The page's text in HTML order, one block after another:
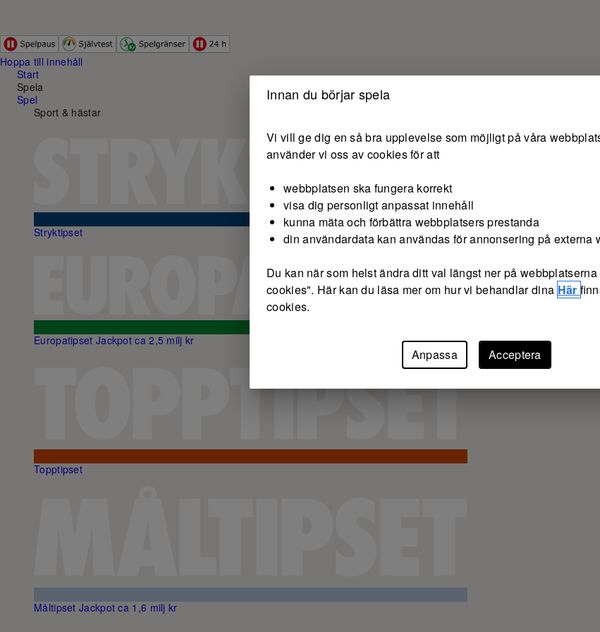
Hoppa till innehåll
Start
Spela
Spel
Sport & hästar
Stryktipset
Europatipset Jackpot ca 2,5 milj kr
Topptipset
Måltipset Jackpot ca 1,6 milj kr
Innan du börjar spela
Vi vill ge dig en så bra upplevelse som möjligt på våra
använder vi oss av cookies för att
webbplatsen ska fungera korrekt
visa dig personligt anpassat innehåll
kunna mäta och förbättra webbplatsers prestanda
din användardata kan användas för annonsering på externa
Du kan när som helst ändra ditt val längst ner på
cookies". Här kan du läsa mer om hur vi behandlar dina Här
cookies.
Anpassa Acceptera